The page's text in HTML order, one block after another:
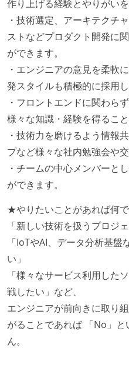
ーまたはペアプログラ
「リファクタリングは
観をメンバー全員が共
いる
何らかのコーディング
うにしている
テストの実施度
ほとんどのプロダクト
施している
想定される複数環境で
アジャイル実践状況
1ヶ月以下の短い期間で
デイリーでスタンドア
に準じるチーム内の打
イテレーションの最後
かえりミーティングを
作り上げる経験とやりがい
・技術選定、アーキテクチ
ストなどプロダクト開発に
ができます。
・エンジニアの意見を柔軟
発スタイルも積極的に採用し
・フロントエンドに関わら
様々な知識・経験を得ること
・技術力を磨けるよう情報
プなど様々な社内勉強会や
・チームの中心メンバーと
ができます。
★やりたいことがあれば何
「新しい技術を扱うプロジ
「IoTやAI、データ分析基
い」
「様々なサービス利用した
戦したい」など、
エンジニアが前向きに取り
がることであれば 「No」
ん。